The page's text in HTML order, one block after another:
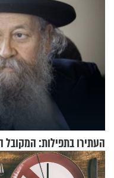
העתירו בתפילות: המקובל